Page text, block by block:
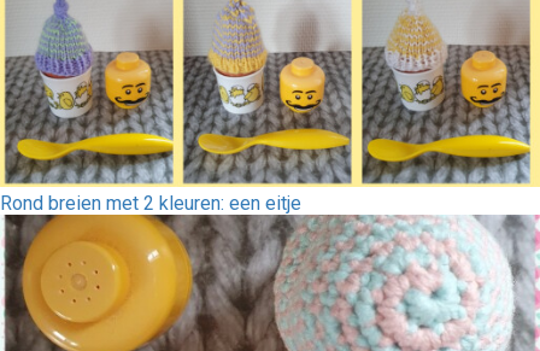
Rond breien met 2 kleuren: een eitje